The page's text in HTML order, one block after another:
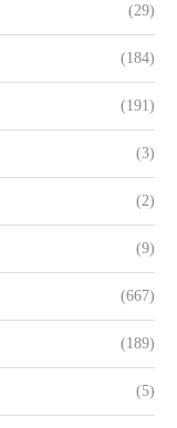
(29)
(184)
(191)
(3)
(2)
(9)
(667)
(189)
(5)